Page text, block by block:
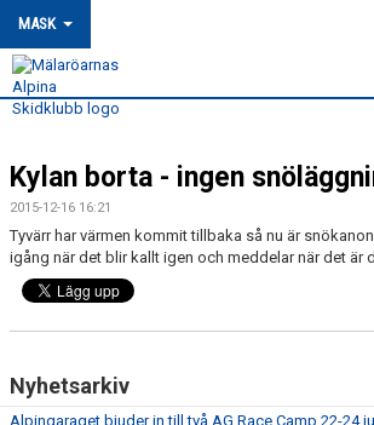
MASK
MASK-NYHETER
OM MASK
MEDLEMSSKAP
KONTAKT
TRÄNING
Kylan borta - ingen
2015-12-16 16:21
Tyvärr har värmen kommit tillbaka så nu är
igång när det blir kallt igen och meddelar när det är
Nyhetsarkiv
Alpingaraget bjuder in till två AG Race Camp 22-24